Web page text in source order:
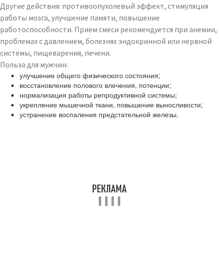
Другие действия: противоопухолевый эффект, стимуляция
работы мозга, улучшение памяти, повышение
работоспособности. Прием смеси рекомендуется при анемии,
проблемах с давлением, болезнях эндокринной или нервной
системы, пищеварения, печени.
Польза для мужчин:
улучшение общего физического состояния;
восстановление полового влечения, потенции;
нормализация работы репродуктивной системы;
укрепление мышечной ткани, повышение выносливости;
устранение воспаления предстательной железы.